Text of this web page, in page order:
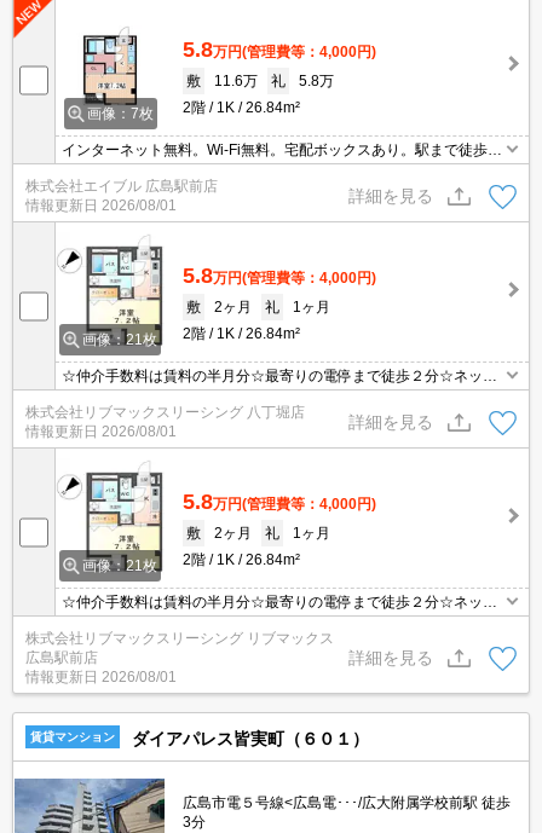
画像：7枚
5.8万円(管理費等：4,000円)
敷
11.6万 礼
5.8万
2階
1K 26.84m²
インターネット無料。Wi-Fi無料。宅配ボックスあり。駅まで徒歩5
分圏内!。
株式会社エイブル 広島駅前店
情報更新日 2026/08/01
詳細を見る
画像：21枚
5.8万円(管理費等：4,000円)
敷
2ヶ月 礼
1ヶ月
2階
1K 26.84m²
☆仲介手数料は賃料の半月分☆最寄りの電停まで徒歩２分☆ネット
無料☆不在時にうれしい宅配ボックス付き☆浴室乾燥機や温水洗浄
便座など人気の室内設備充実☆２口コンロのシステムキッチン☆TV
付きインターホンでセキュリティは安心☆彡
株式会社リブマックスリーシング 八丁堀店
情報更新日 2026/08/01
詳細を見る
画像：21枚
5.8万円(管理費等：4,000円)
敷
2ヶ月 礼
1ヶ月
2階
1K 26.84m²
☆仲介手数料は賃料の半月分☆最寄りの電停まで徒歩２分☆ネット
無料☆不在時にうれしい宅配ボックス付き☆浴室乾燥機や温水洗浄
便座など人気の室内設備充実☆２口コンロのシステムキッチン☆TV
付きインターホンでセキュリティは安心☆彡
株式会社リブマックスリーシング リブマックス
広島駅前店
情報更新日 2026/08/01
詳細を見る
賃貸マンション ダイアパレス皆実町（６０１）
広島市電５号線<広島電･･･/広大附属学校前駅 徒歩
3分